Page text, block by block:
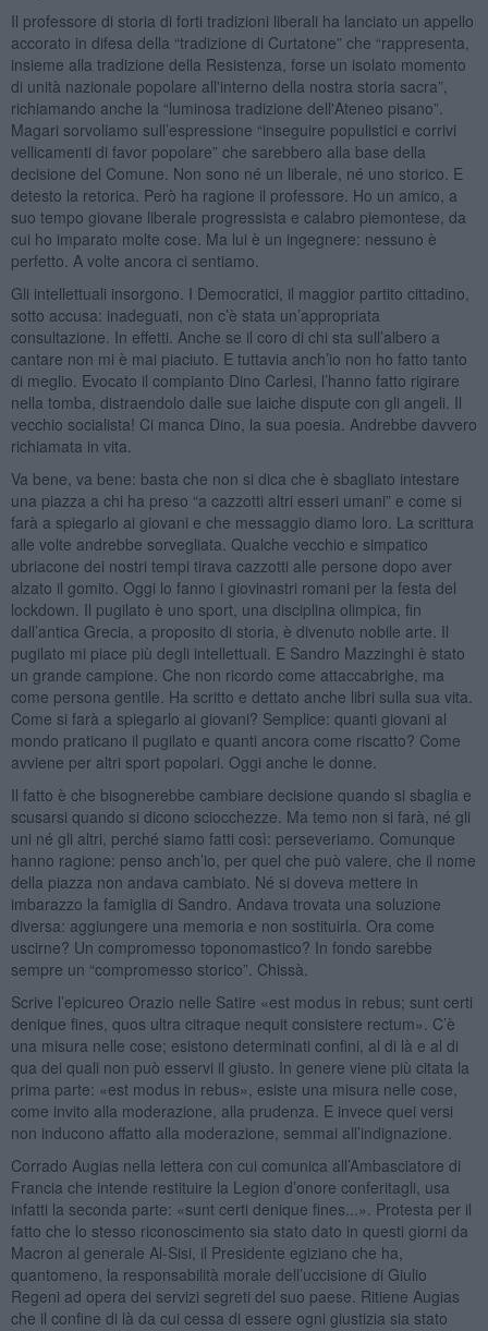
Il professore di storia di forti tradizioni liberali ha lanciato un appello
accorato in difesa della “tradizione di Curtatone” che “rappresenta,
insieme alla tradizione della Resistenza, forse un isolato momento
di unità nazionale popolare all'interno della nostra storia sacra”,
richiamando anche la “luminosa tradizione dell'Ateneo pisano”.
Magari sorvoliamo sull’espressione “inseguire populistici e corrivi
vellicamenti di favor popolare” che sarebbero alla base della
decisione del Comune. Non sono né un liberale, né uno storico. E
detesto la retorica. Però ha ragione il professore. Ho un amico, a
suo tempo giovane liberale progressista e calabro piemontese, da
cui ho imparato molte cose. Ma lui è un ingegnere: nessuno è
perfetto. A volte ancora ci sentiamo.
Gli intellettuali insorgono. I Democratici, il maggior partito cittadino,
sotto accusa: inadeguati, non c’è stata un’appropriata
consultazione. In effetti. Anche se il coro di chi sta sull’albero a
cantare non mi è mai piaciuto. E tuttavia anch’io non ho fatto tanto
di meglio. Evocato il compianto Dino Carlesi, l’hanno fatto rigirare
nella tomba, distraendolo dalle sue laiche dispute con gli angeli. Il
vecchio socialista! Ci manca Dino, la sua poesia. Andrebbe davvero
richiamata in vita.
Va bene, va bene: basta che non si dica che è sbagliato intestare
una piazza a chi ha preso “a cazzotti altri esseri umani” e come si
farà a spiegarlo ai giovani e che messaggio diamo loro. La scrittura
alle volte andrebbe sorvegliata. Qualche vecchio e simpatico
ubriacone dei nostri tempi tirava cazzotti alle persone dopo aver
alzato il gomito. Oggi lo fanno i giovinastri romani per la festa del
lockdown. Il pugilato è uno sport, una disciplina olimpica, fin
dall’antica Grecia, a proposito di storia, è divenuto nobile arte. Il
pugilato mi piace più degli intellettuali. E Sandro Mazzinghi è stato
un grande campione. Che non ricordo come attaccabrighe, ma
come persona gentile. Ha scritto e dettato anche libri sulla sua vita.
Come si farà a spiegarlo ai giovani? Semplice: quanti giovani al
mondo praticano il pugilato e quanti ancora come riscatto? Come
avviene per altri sport popolari. Oggi anche le donne.
Il fatto è che bisognerebbe cambiare decisione quando si sbaglia e
scusarsi quando si dicono sciocchezze. Ma temo non si farà, né gli
uni né gli altri, perché siamo fatti così: perseveriamo. Comunque
hanno ragione: penso anch’io, per quel che può valere, che il nome
della piazza non andava cambiato. Né si doveva mettere in
imbarazzo la famiglia di Sandro. Andava trovata una soluzione
diversa: aggiungere una memoria e non sostituirla. Ora come
uscirne? Un compromesso toponomastico? In fondo sarebbe
sempre un “compromesso storico”. Chissà.
Scrive l’epicureo Orazio nelle Satire «est modus in rebus; sunt certi
denique fines, quos ultra citraque nequit consistere rectum». C’è
una misura nelle cose; esistono determinati confini, al di là e al di
qua dei quali non può esservi il giusto. In genere viene più citata la
prima parte: «est modus in rebus», esiste una misura nelle cose,
come invito alla moderazione, alla prudenza. E invece quei versi
non inducono affatto alla moderazione, semmai all’indignazione.
Corrado Augias nella lettera con cui comunica all’Ambasciatore di
Francia che intende restituire la Legion d’onore conferitagli, usa
infatti la seconda parte: «sunt certi denique fines...». Protesta per il
fatto che lo stesso riconoscimento sia stato dato in questi giorni da
Macron al generale Al-Sisi, il Presidente egiziano che ha,
quantomeno, la responsabilità morale dell’uccisione di Giulio
Regeni ad opera dei servizi segreti del suo paese. Ritiene Augias
che il confine di là da cui cessa di essere ogni giustizia sia stato